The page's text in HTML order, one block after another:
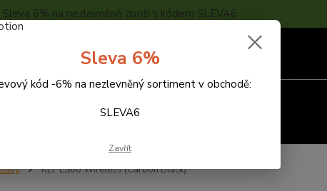
Sleva 6% na nezlevněné zboží s kódem SLEVA6
Hledat
KEF LS60 Wireless (Carbon Black)
Sleva 6%
kód -6% na nezlevněný sortiment v obchodě:
SLEVA6
Zavřít